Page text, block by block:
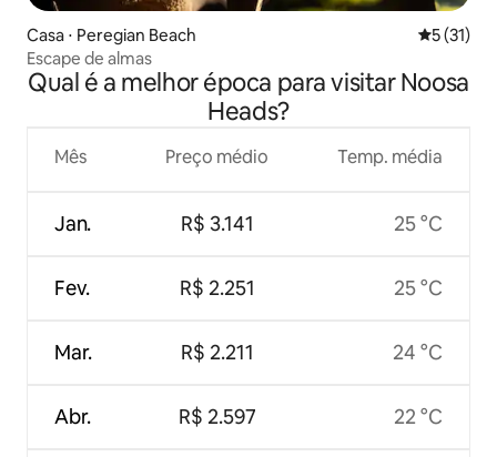
Casa ⋅ Peregian Beach 5 de uma
5 (31)
Escape de almas
Qual é a melhor época para visitar Noosa
Heads?
Mês
Jan.
Fev.
Mar.
Abr.
Preço médio
R$ 3.141
R$ 2.251
R$ 2.211
R$ 2.597
Temp. média
25 °C
25 °C
24 °C
22 °C